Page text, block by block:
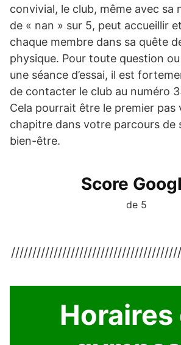
convivial, le club, même avec sa
de « nan » sur 5, peut accueillir
chaque membre dans sa quête
physique. Pour toute question
une séance d’essai, il est
de contacter le club au numéro
Cela pourrait être le premier pas
chapitre dans votre parcours de
bien-être.
Score
de 5
Horaires